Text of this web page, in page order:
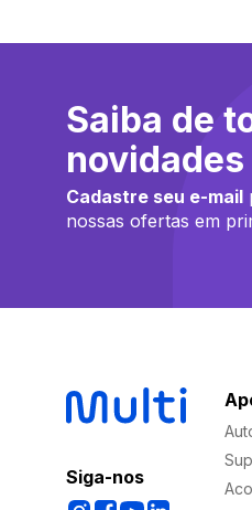
Saiba de
Cadastre seu e-mail
nossas ofertas em
Siga-nos